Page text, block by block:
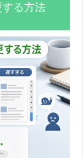
る方法